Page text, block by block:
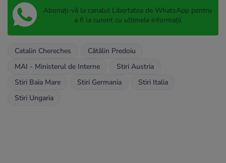
Abonați-vă la canalul Libertatea de WhatsApp pentru
a fi la curent cu ultimele informații
Catalin Chereches
Cătălin Predoiu
MAI - Ministerul de Interne
Stiri Austria
Stiri Baia Mare
Stiri Germania
Stiri Italia
Stiri Ungaria